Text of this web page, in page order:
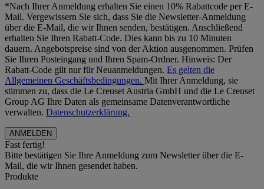
*Nach Ihrer Anmeldung erhalten Sie einen 10% Rabattcode per E-
Mail. Vergewissern Sie sich, dass Sie die Newsletter-Anmeldung
über die E-Mail, die wir Ihnen senden, bestätigen. Anschließend
erhalten Sie Ihren Rabatt-Code. Dies kann bis zu 10 Minuten
dauern. Angebotspreise sind von der Aktion ausgenommen. Prüfen
Sie Ihren Posteingang und Ihren Spam-Ordner. Hinweis: Der
Rabatt-Code gilt nur für Neuanmeldungen. Es gelten die
Allgemeinen Geschäftsbedingungen. Mit Ihrer Anmeldung, sie
stimmen zu, dass die Le Creuset Austria GmbH und die Le Creuset
Group AG Ihre Daten als gemeinsame Datenverantwortliche
verwalten. Datenschutzerklärung.
Fast fertig!
Bitte bestätigen Sie Ihre Anmeldung zum Newsletter über die E-
Mail, die wir Ihnen gesendet haben.
Produkte